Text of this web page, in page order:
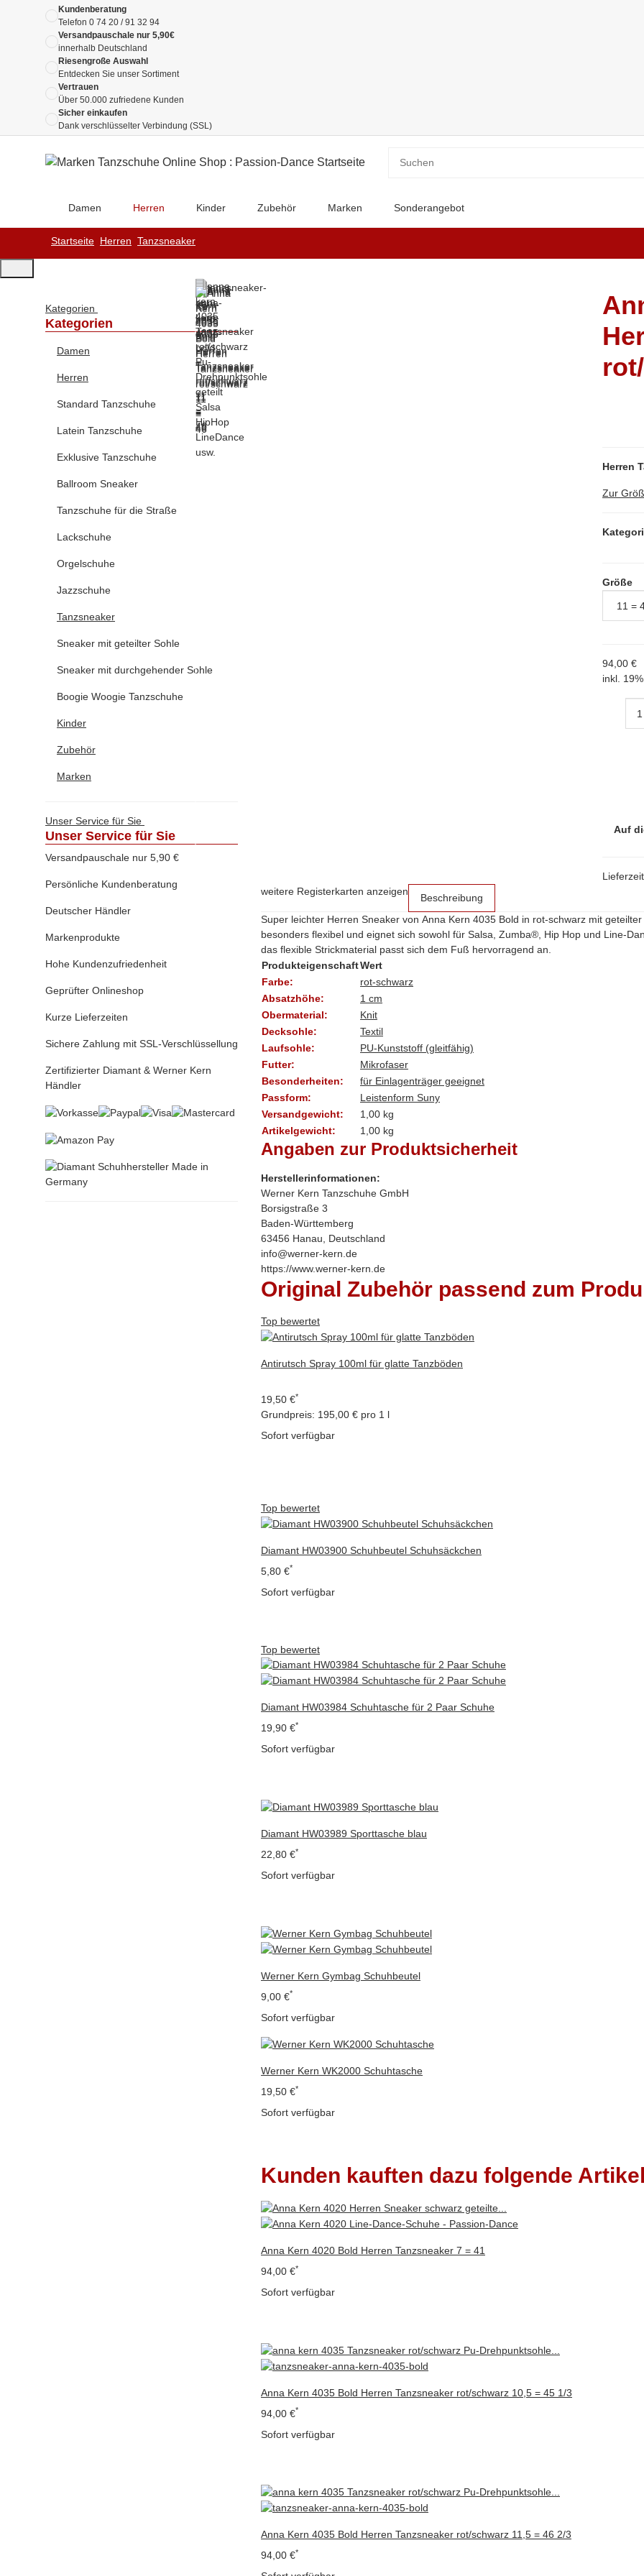
Kundenberatung
Telefon 0 74 20 / 91 32 94
Versandpauschale nur 5,90€
innerhalb Deutschland
Riesengroße Auswahl
Entdecken Sie unser Sortiment
Vertrauen
Über 50.000 zufriedene Kunden
Sicher einkaufen
Dank verschlüsselter Verbindung (SSL)
Damen Herren Kinder Zubehör Marken Sonderangebot
Startseite Herren Tanzsneaker
Herren
Zur
Größe
94,00 €
inkl.
Auf
weitere Registerkarten anzeigen
Beschreibung
Super leichter Herren Sneaker von Anna Kern 4035 Bold in rot-schwarz mit
besonders flexibel und eignet sich sowohl für Salsa, Zumba®, Hip Hop und Line-
das flexible Strickmaterial passt sich dem Fuß hervorragend an.
ProdukteigenschaftWert
Farbe:
rot-schwarz
Absatzhöhe:
1 cm
Obermaterial:
Knit
Decksohle:
Textil
Laufsohle:
PU-Kunststoff (gleitfähig)
Futter:
Mikrofaser
Besonderheiten:
für Einlagenträger geeignet
Passform:
Leistenform Suny
Versandgewicht:
1,00 kg
Artikelgewicht:
1,00 kg
Angaben zur Produktsicherheit
Herstellerinformationen:
Werner Kern Tanzschuhe GmbH
Borsigstraße 3
Baden-Württemberg
63456 Hanau, Deutschland
info@werner-kern.de
https://www.werner-kern.de
Original Zubehör passend zum
Top bewertet
Antirutsch Spray 100ml für glatte Tanzböden
19,50 €*
Grundpreis: 195,00 € pro 1 l
Sofort verfügbar
Top bewertet
Diamant HW03900 Schuhbeutel Schuhsäckchen
5,80 €*
Sofort verfügbar
Top bewertet
Diamant HW03984 Schuhtasche für 2 Paar Schuhe
19,90 €*
Sofort verfügbar
Diamant HW03989 Sporttasche blau
22,80 €*
Sofort verfügbar
Werner Kern Gymbag Schuhbeutel
9,00 €*
Sofort verfügbar
Werner Kern WK2000 Schuhtasche
19,50 €*
Sofort verfügbar
Kunden kauften dazu folgende
Anna Kern 4020 Bold Herren Tanzsneaker 7 = 41
94,00 €*
Sofort verfügbar
Anna Kern 4035 Bold Herren Tanzsneaker rot/schwarz 10,5 = 45 1/3
94,00 €*
Sofort verfügbar
Anna Kern 4035 Bold Herren Tanzsneaker rot/schwarz 11,5 = 46 2/3
94,00 €*
Kategorien
Kategorien
Damen
Herren
Standard Tanzschuhe
Latein Tanzschuhe
Exklusive Tanzschuhe
Ballroom Sneaker
Tanzschuhe für die Straße
Lackschuhe
Orgelschuhe
Jazzschuhe
Tanzsneaker
Sneaker mit geteilter Sohle
Sneaker mit durchgehender Sohle
Boogie Woogie Tanzschuhe
Kinder
Zubehör
Marken
Unser Service für Sie
Unser Service für Sie
Versandpauschale nur 5,90 €
Persönliche Kundenberatung
Deutscher Händler
Markenprodukte
Hohe Kundenzufriedenheit
Geprüfter Onlineshop
Kurze Lieferzeiten
Sichere Zahlung mit SSL-Verschlüssellung
Zertifizierter Diamant & Werner Kern
Händler